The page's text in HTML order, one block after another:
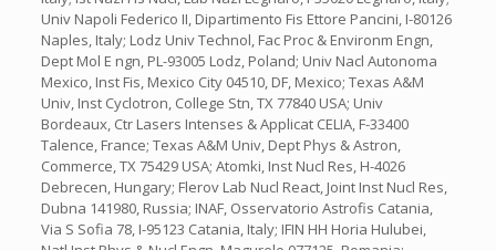
Univ Napoli Federico II, Dipartimento Fis Ettore Pancini, I-80126
Naples, Italy; Lodz Univ Technol, Fac Proc & Environm Engn,
Dept Mol E ngn, PL-93005 Lodz, Poland; Univ Nacl Autonoma
Mexico, Inst Fis, Mexico City 04510, DF, Mexico; Texas A&M
Univ, Inst Cyclotron, College Stn, TX 77840 USA; Univ
Bordeaux, Ctr Lasers Intenses & Applicat CELIA, F-33400
Talence, France; Texas A&M Univ, Dept Phys & Astron,
Commerce, TX 75429 USA; Atomki, Inst Nucl Res, H-4026
Debrecen, Hungary; Flerov Lab Nucl React, Joint Inst Nucl Res,
Dubna 141980, Russia; INAF, Osservatorio Astrofis Catania,
Via S Sofia 78, I-95123 Catania, Italy; IFIN HH Horia Hulubei,